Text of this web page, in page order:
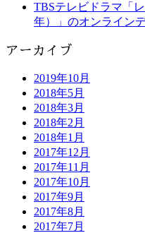
TBSテレビドラマ「
年）」のオンライン
アーカイブ
2019年10月
2018年5月
2018年3月
2018年2月
2018年1月
2017年12月
2017年11月
2017年10月
2017年9月
2017年8月
2017年7月